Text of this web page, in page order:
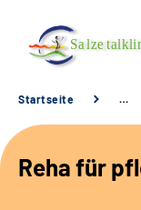
Unsere Klinik
Unsere Angebote
Startseite …
Reha für